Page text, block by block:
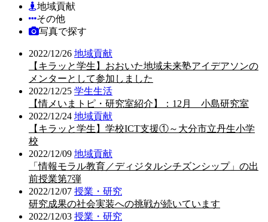
地域貢献
その他
写真で探す
2022/12/26 地域貢献
【キラッと学生】おおいた地域未来塾アイデアソンの
メンターとして参加しました
2022/12/25 学生生活
【情メいまトピ・研究室紹介】：12月 小島研究室
2022/12/24 地域貢献
【キラッと学生】学校ICT支援①～大分市立丹生小学
校
2022/12/09 地域貢献
「情報モラル教育／ディジタルシチズンシップ」の出
前授業第7弾
2022/12/07 授業・研究
研究成果の社会実装への挑戦が続いています
2022/12/03 授業・研究